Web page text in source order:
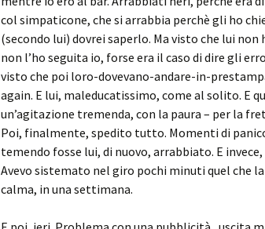
col simpaticone, che si arrabbia perchè gli ho
(secondo lui) dovrei saperlo. Ma visto che lui
non l’ho seguita io, forse era il caso di dire gli
visto che poi loro-dovevano-andare-in-
again. E lui, maleducatissimo, come al solito. E
un’agitazione tremenda, con la paura – per la
Poi, finalmente, spedito tutto. Momenti di
temendo fosse lui, di nuovo, arrabbiato. E
Avevo sistemato nel giro pochi minuti quel che
calma, in una settimana.